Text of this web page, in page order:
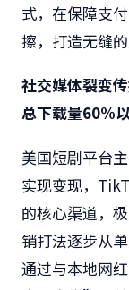
式，在保障支
擦，打造无缝的
社交媒体裂变
总下载量60%
美国短剧平台
实现变现，
的核心渠道，
销打法逐步从
通过与本地网